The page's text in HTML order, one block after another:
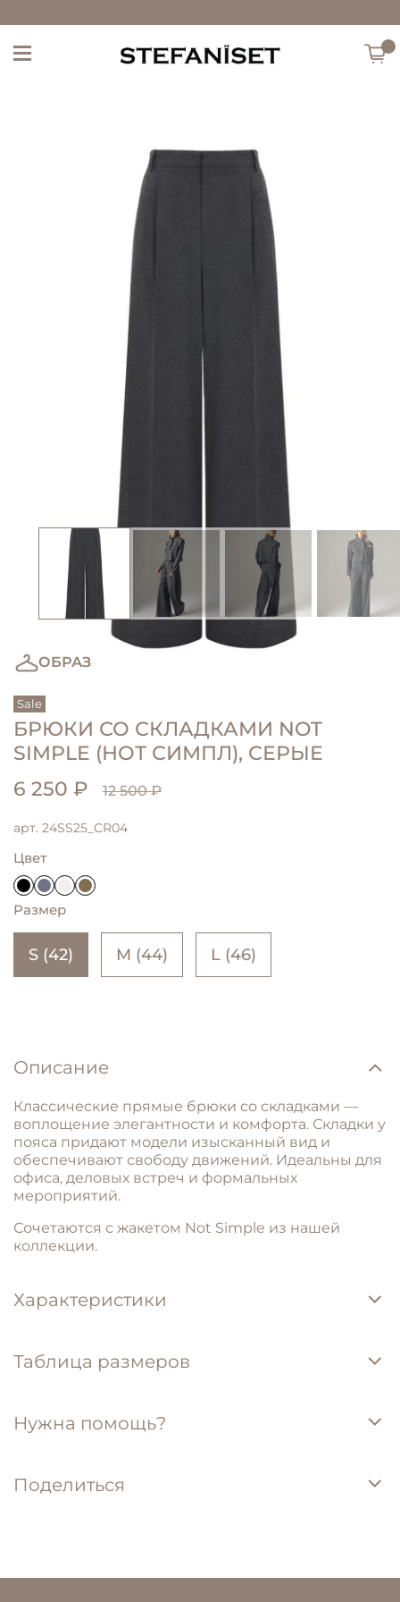
ОБРАЗ
Sale
арт. 24SS25_CR04
БРЮКИ СО СКЛАДКАМИ NOT
SIMPLE (НОТ СИМПЛ), СЕРЫЕ
6 250 ₽
12 500 ₽
Цвет
Размер
S (42) M (44) L (46)
Описание
Классические прямые брюки со складками —
воплощение элегантности и комфорта. Складки у
пояса придают модели изысканный вид и
обеспечивают свободу движений. Идеальны для
офиса, деловых встреч и формальных
мероприятий.
Сочетаются с жакетом Not Simple из нашей
коллекции.
Характеристики
Таблица размеров
Нужна помощь?
Поделиться
Sale
Жакет укороченный not simple (нот симпл),
серый
18 500 ₽
6 500 ₽